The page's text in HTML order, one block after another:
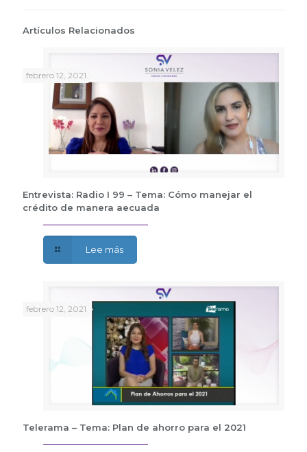
Artículos Relacionados
febrero 12, 2021
Entrevista: Radio I 99 – Tema: Cómo manejar el
crédito de manera aecuada
Lee más
febrero 12, 2021
Telerama – Tema: Plan de ahorro para el 2021